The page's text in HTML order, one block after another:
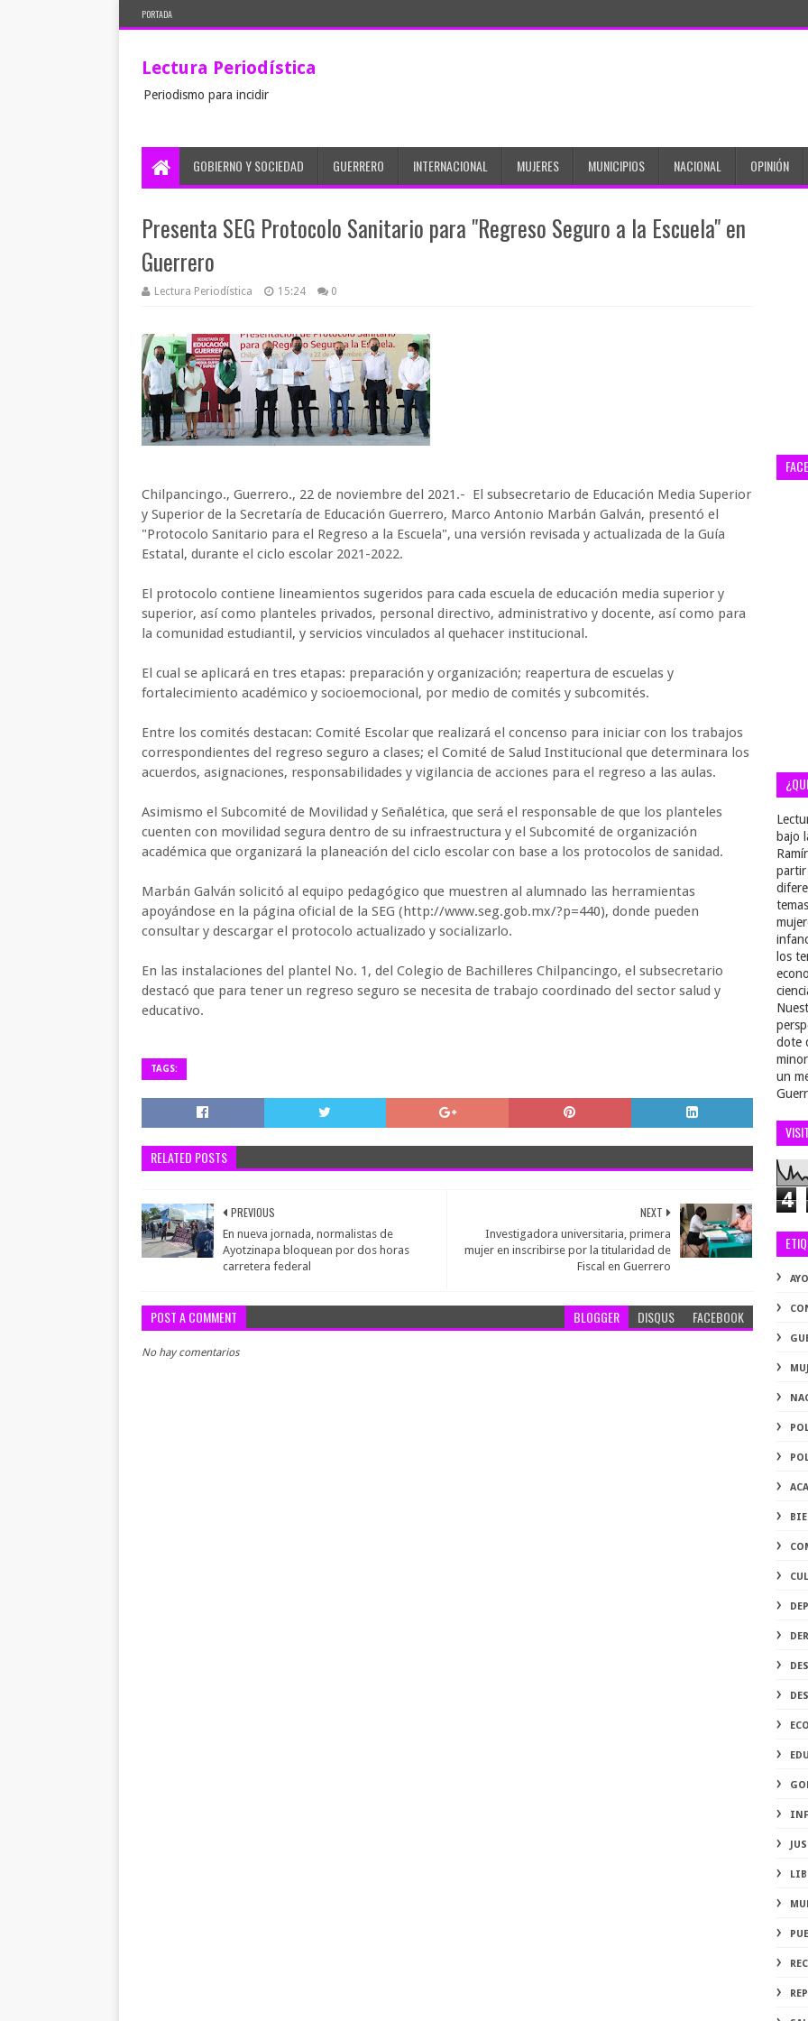
PORTADA
Lectura Periodística
Periodismo para incidir
GOBIERNO Y SOCIEDAD GUERRERO INTERNACIONAL MUJERES MUNICIPIOS NACIONAL OPINIÓN
Presenta SEG Protocolo Sanitario para "Regreso Seguro a la Escuela" en
Guerrero
Lectura Periodística 15:24 0
Chilpancingo., Guerrero., 22 de noviembre del 2021.- El subsecretario de Educación Media Superior
y Superior de la Secretaría de Educación Guerrero, Marco Antonio Marbán Galván, presentó el
"Protocolo Sanitario para el Regreso a la Escuela", una versión revisada y actualizada de la Guía
Estatal, durante el ciclo escolar 2021-2022.
El protocolo contiene lineamientos sugeridos para cada escuela de educación media superior y
superior, así como planteles privados, personal directivo, administrativo y docente, así como para
la comunidad estudiantil, y servicios vinculados al quehacer institucional.
El cual se aplicará en tres etapas: preparación y organización; reapertura de escuelas y
fortalecimiento académico y socioemocional, por medio de comités y subcomités.
Entre los comités destacan: Comité Escolar que realizará el concenso para iniciar con los trabajos
correspondientes del regreso seguro a clases; el Comité de Salud Institucional que determinara los
acuerdos, asignaciones, responsabilidades y vigilancia de acciones para el regreso a las aulas.
Asimismo el Subcomité de Movilidad y Señalética, que será el responsable de que los planteles
cuenten con movilidad segura dentro de su infraestructura y el Subcomité de organización
académica que organizará la planeación del ciclo escolar con base a los protocolos de sanidad.
Marbán Galván solicitó al equipo pedagógico que muestren al alumnado las herramientas
apoyándose en la página oficial de la SEG (http://www.seg.gob.mx/?p=440), donde pueden
consultar y descargar el protocolo actualizado y socializarlo.
En las instalaciones del plantel No. 1, del Colegio de Bachilleres Chilpancingo, el subsecretario
destacó que para tener un regreso seguro se necesita de trabajo coordinado del sector salud y
educativo.
TAGS:
RELATED POSTS
NEXT
Investigadora universitaria, primera
mujer en inscribirse por la titularidad de
Fiscal en Guerrero
PREVIOUS
En nueva jornada, normalistas de
Ayotzinapa bloquean por dos horas
carretera federal
POST A COMMENT BLOGGER DISQUS FACEBOOK
No hay comentarios
bajo
partir
los
dote
un
4